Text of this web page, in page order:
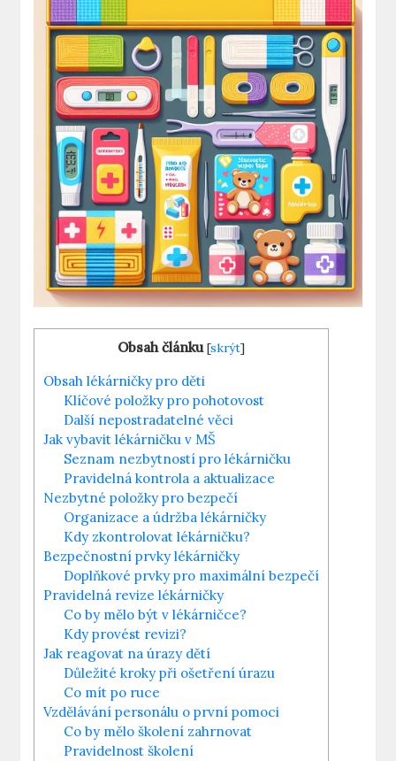
Obsah článku [skrýt]
Obsah lékárničky pro děti
Klíčové položky pro pohotovost
Další nepostradatelné věci
Jak vybavit lékárničku v MŠ
Seznam nezbytností pro lékárničku
Pravidelná kontrola a aktualizace
Nezbytné položky pro bezpečí
Organizace a údržba lékárničky
Kdy zkontrolovat lékárničku?
Bezpečnostní prvky lékárničky
Doplňkové prvky pro maximální bezpečí
Pravidelná revize lékárničky
Co by mělo být v lékárničce?
Kdy provést revizi?
Jak reagovat na úrazy dětí
Důležité kroky při ošetření úrazu
Co mít po ruce
Vzdělávání personálu o první pomoci
Co by mělo školení zahrnovat
Pravidelnost školení